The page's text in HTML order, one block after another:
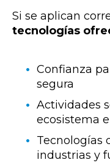
Si se aplican
tecnologías
Confianza
segura
Actividades
ecosistema
Tecnologías
industrias y